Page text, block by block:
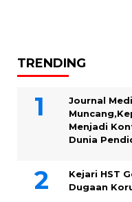
TRENDING
Journal
Menjadi
Dunia
Kejari HST
Dugaan